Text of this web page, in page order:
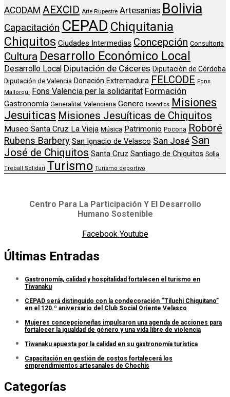
ACODAM AEXCID Arte Rupestre Artesanias Bolivia
Capacitación CEPAD Chiquitania
Chiquitos Ciudades Intermedias Concepción Consultoria
Cultura Desarrollo Económico Local
Desarrollo Local Diputación de Cáceres Diputación de Córdoba
Diputación de Valencia Donación Extremadura FELCODE Fons
Mallorqui
Fons Valencia per la solidaritat Formación
Gastronomía Generalitat Valenciana Genero Incendios
Misiones
Jesuiticas Misiones Jesuíticas de Chiquitos
Museo Santa Cruz La Vieja Música Patrimonio Pocona Roboré
Rubens Barbery San Ignacio de Velasco San José San
José de Chiquitos Santa Cruz Santiago de Chiquitos Sofia
Treball Solidari Turismo Turismo deportivo
Centro Para La Participación Y El Desarrollo
Humano Sostenible
Facebook Youtube
Últimas Entradas
Gastronomía, calidad y hospitalidad fortalecen el turismo en
Tiwanaku
CEPAD será distinguido con la condecoración “Tiluchi Chiquitano”
en el 120.º aniversario del Club Social Oriente Velasco
Mujeres concepcioneñas impulsaron una agenda de acciones para
fortalecer la igualdad de género y una vida libre de violencia
Tiwanaku apuesta por la calidad en su gastronomía turística
Capacitación en gestión de costos fortalecerá los
emprendimientos artesanales de Chochís
Categorías